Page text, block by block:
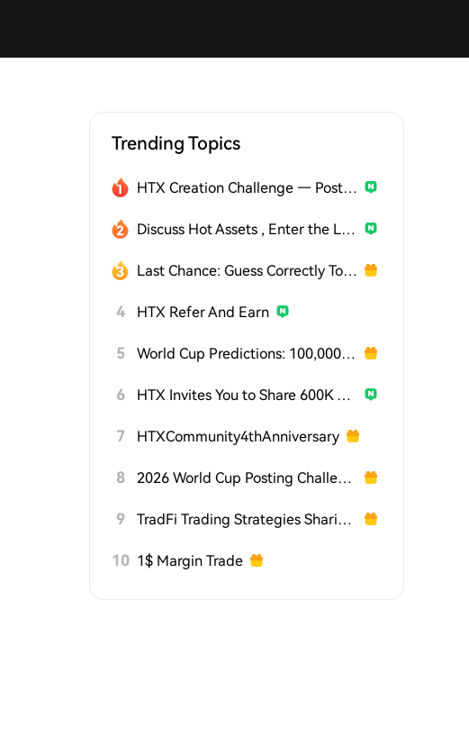
Trending Topics
HTX Creation Challenge — Post and Win 1,500U
Discuss Hot Assets , Enter the Lucky Draw
Last Chance: Guess Correctly Today and Win More
4 HTX Refer And Earn
5 World Cup Predictions: 100,000 USDT Daily
6 HTX Invites You to Share 600K USDT in Gift Packs
7 HTXCommunity4thAnniversary
8 2026 World Cup Posting Challenge on HTX Square
9 TradFi Trading Strategies Sharing Challenge
10 1$ Margin Trade